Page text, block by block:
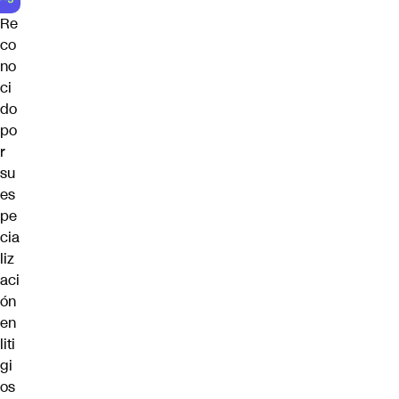
Re
co
no
ci
do
po
r
su
es
pe
cia
liz
aci
ón
en
liti
gi
os